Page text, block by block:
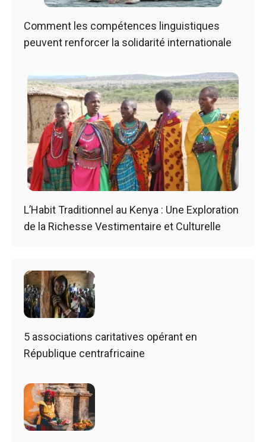
Comment les compétences linguistiques
peuvent renforcer la solidarité internationale
L’Habit Traditionnel au Kenya : Une Exploration
de la Richesse Vestimentaire et Culturelle
5 associations caritatives opérant en
République centrafricaine